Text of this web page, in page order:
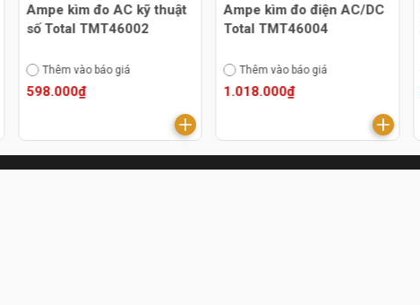
Ampe kìm đo AC kỹ thuật
số Total TMT46002
Thêm vào báo giá
598.000₫
Ampe kìm đo điện AC/DC
Total TMT46004
Thêm vào báo giá
1.018.000₫